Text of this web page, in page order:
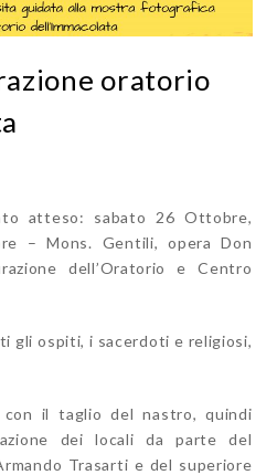
oratorio
atteso: sabato 26 Ottobre,
– Mons. Gentili, opera Don
dell’Oratorio e Centro
gli ospiti, i sacerdoti e religiosi,
il taglio del nastro, quindi
dei locali da parte del
Trasarti e del superiore